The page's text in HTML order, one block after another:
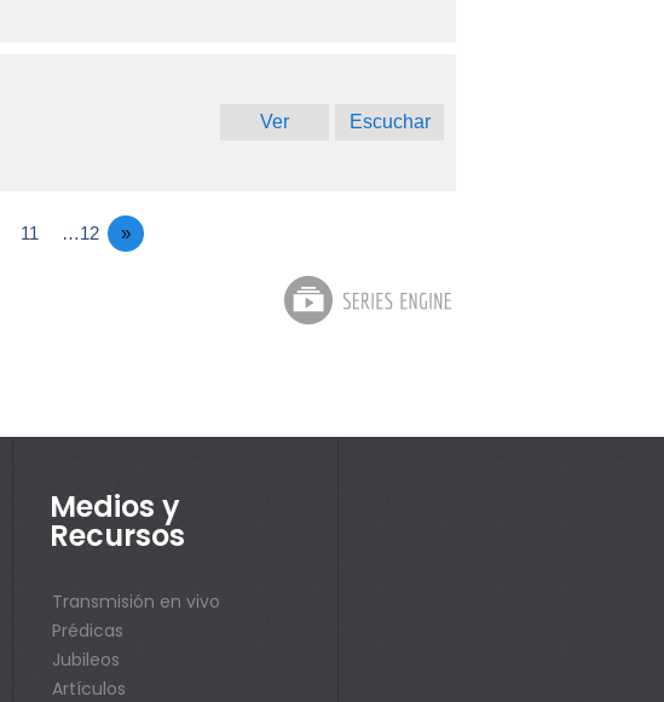
Ver Escuchar
11 …12 »
Medios y
Recursos
Transmisión en vivo
Prédicas
Jubileos
Artículos